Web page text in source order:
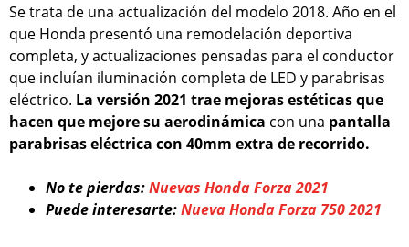
Se trata de una actualización del modelo 2018. Año en el
que Honda presentó una remodelación deportiva
completa, y actualizaciones pensadas para el conductor
que incluían iluminación completa de LED y parabrisas
eléctrico. La versión 2021 trae mejoras estéticasque
hacen que mejore su aerodinámica con una pantalla
parabrisas eléctrica con 40mm extra de recorrido.
No te pierdas:Nuevas Honda Forza 2021
Puede interesarte:Nueva Honda Forza 750 2021